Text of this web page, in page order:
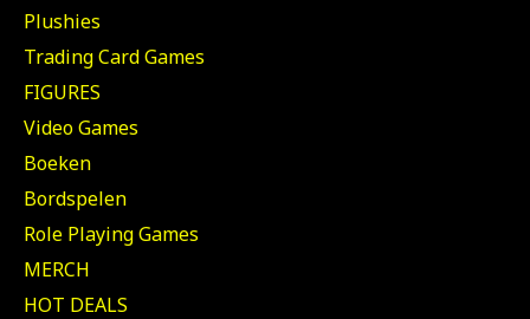
Plushies
Trading Card Games
FIGURES
Video Games
Boeken
Bordspelen
Role Playing Games
MERCH
HOT DEALS